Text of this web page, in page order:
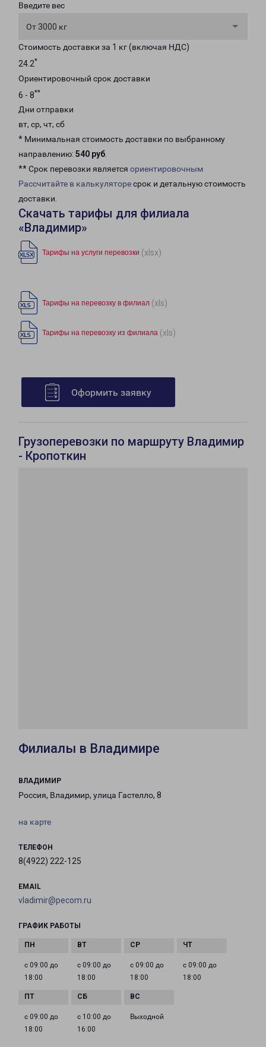
Введите вес
От 3000 кг
Стоимость доставки за 1 кг (включая НДС)
24.2*
Ориентировочный срок доставки
6 - 8**
Дни отправки
вт, ср, чт, сб
* Минимальная стоимость доставки по выбранному
направлению: 540 руб.
** Срок перевозки является ориентировочным
Рассчитайте в калькуляторесрок и детальную стоимость
доставки.
Скачать тарифы для филиала
«Владимир»
Тарифы на услуги перевозки (xlsx)
Тарифы на перевозку в филиал (xls)
Тарифы на перевозку из филиала (xls)
Оформить заявку
Грузоперевозки по маршруту Владимир
- Кропоткин
Филиалы в Владимире
ВЛАДИМИР
Россия, Владимир, улица Гастелло, 8
на карте
ТЕЛЕФОН
8(4922) 222-125
EMAIL
vladimir@pecom.ru
ГРАФИК РАБОТЫ
с 09:00 до
18:00
с 09:00 до
18:00
с 09:00 до
18:00
с 09:00 до
18:00
с 09:00 до
18:00
с 10:00 до
16:00
Выходной